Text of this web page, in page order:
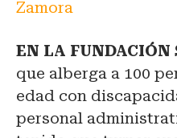
Zamora
EN LA
que alberga a 100
edad con
personal